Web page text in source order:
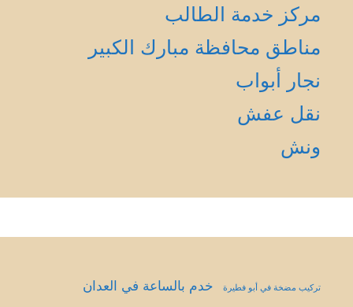
مركز خدمة الطالب
مناطق محافظة مبارك الكبير
نجار أبواب
نقل عفش
ونش
تركيب مضخة في أبو فطيرة
خدم بالساعة في العدان